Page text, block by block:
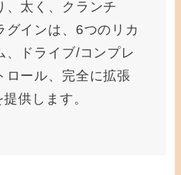
、太く、クランチ
グインは、6つのリカ
、ドライブ/コンプレ
ロール、完全に拡張
供します。